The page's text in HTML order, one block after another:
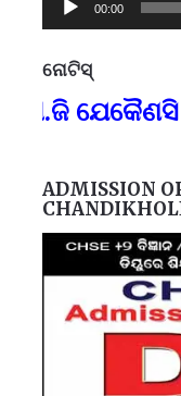
00:00
ନୋଟିସ୍
ଯେକୈଣସି
ADMISSION